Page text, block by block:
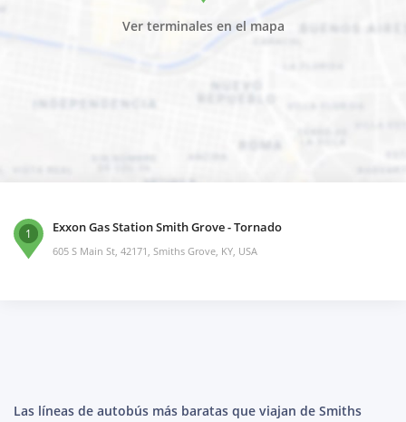
Ver terminales en el mapa
1 Exxon Gas Station Smith Grove - Tornado
605 S Main St, 42171, Smiths Grove, KY, USA
Las líneas de autobús más baratas que viajan de Smiths